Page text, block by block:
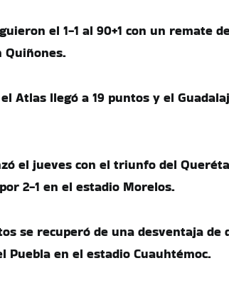
el 1-1 al 90+1 con un remate
Quiñones.
Atlas llegó a 19 puntos y el
el jueves con el triunfo del
2-1 en el estadio Morelos.
se recuperó de una desventaja de
Puebla en el estadio Cuauhtémoc.